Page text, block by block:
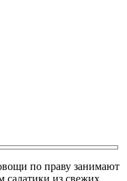
по праву занимают
из свежих